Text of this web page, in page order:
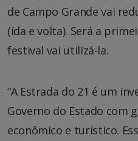
de Campo Grande vai
(ida e volta). Será a
festival vai utilizá-la.
“A Estrada do 21 é um
Governo do Estado com
econômico e turístico.